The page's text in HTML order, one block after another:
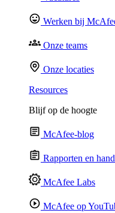
Werken bij
Onze teams
Onze locaties
Resources
Blijf op de hoogte
McAfee-blog
Rapporten en
McAfee Labs
McAfee op